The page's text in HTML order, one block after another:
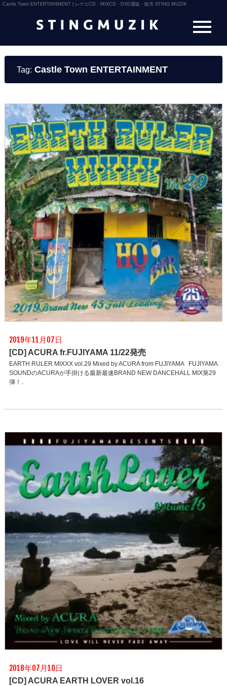
Castle Town ENTERTAINMENT | レゲエCD・MIXCD・DVD通販・販売 STING MUZIK
Tag: Castle Town ENTERTAINMENT
2019年11月07日
[CD] ACURA fr.FUJIYAMA 11/22発売
EARTH RULER MIXXX vol.29 Mixed by ACURA from FUJIYAMA FUJIYAMA
SOUNDのACURAが手掛ける最新最速BRAND NEW DANCEHALL MIX第29
弾！..
2018年07月10日
[CD] ACURA EARTH LOVER vol.16